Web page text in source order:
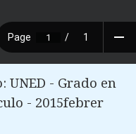
UNED - Grado en
- 2015febrer